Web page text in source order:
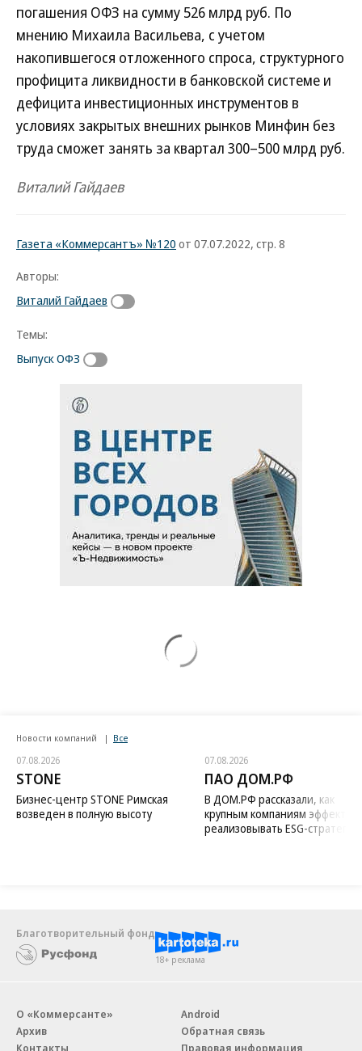
погашения ОФЗ на сумму 526 млрд руб. По
мнению Михаила Васильева, с учетом
накопившегося отложенного спроса, структурного
профицита ликвидности в банковской системе и
дефицита инвестиционных инструментов в
условиях закрытых внешних рынков Минфин без
труда сможет занять за квартал 300–500 млрд руб.
Виталий Гайдаев
Газета «Коммерсантъ» №120 от 07.07.2022, стр. 8
Авторы:
Виталий Гайдаев
Темы:
Выпуск ОФЗ
Новости компаний Все
07.08.2026
STONE
Бизнес-центр STONE Римская
возведен в полную высоту
07.08.2026
ПАО ДОМ.РФ
В ДОМ.РФ рассказали, как
крупным компаниям
реализовывать ESG-стратегию
Благотворительный фонд
18+ реклама
О «Коммерсанте»
Архив
Контакты
Android
Обратная связь
Правовая информация